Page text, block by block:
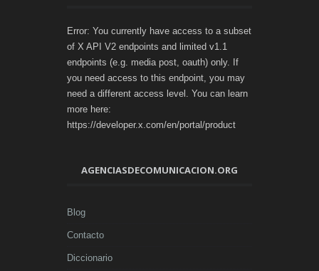
Error: You currently have access to a subset
of X API V2 endpoints and limited v1.1
endpoints (e.g. media post, oauth) only. If
you need access to this endpoint, you may
need a different access level. You can learn
more here:
https://developer.x.com/en/portal/product
AGENCIASDECOMUNICACION.ORG
Blog
Contacto
Diccionario